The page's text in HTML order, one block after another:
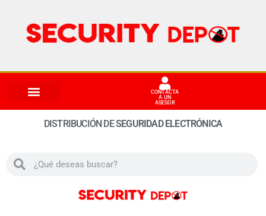
contenido
CONTACTA
A UN
ASESOR
DISTRIBUCIÓN DESEGURIDAD ELECTRÓNICA
Buscar Buscar